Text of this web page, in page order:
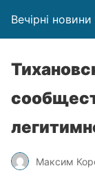
Вечірні новини
Максим